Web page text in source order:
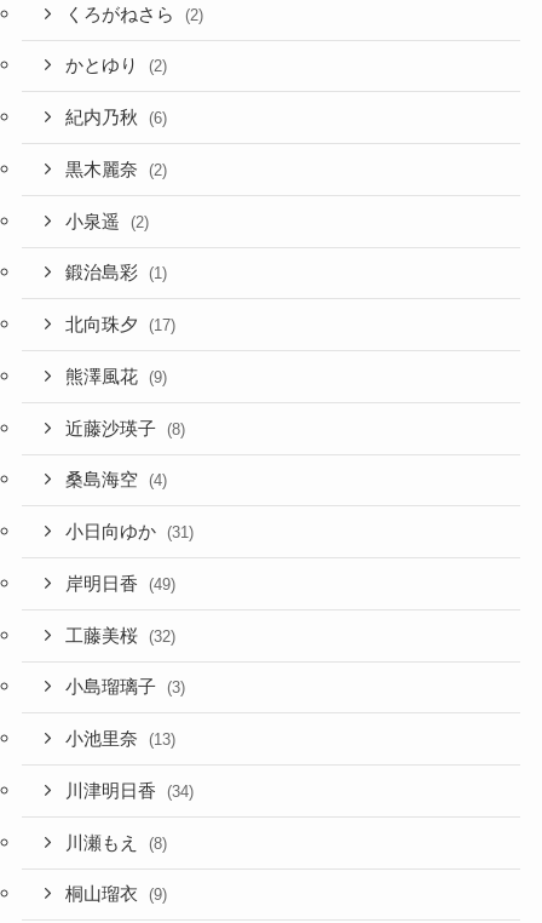
くろがねさら (2)
かとゆり (2)
紀内乃秋 (6)
黒木麗奈 (2)
小泉遥 (2)
鍛治島彩 (1)
北向珠夕 (17)
熊澤風花 (9)
近藤沙瑛子 (8)
桑島海空 (4)
小日向ゆか (31)
岸明日香 (49)
工藤美桜 (32)
小島瑠璃子 (3)
小池里奈 (13)
川津明日香 (34)
川瀬もえ (8)
桐山瑠衣 (9)